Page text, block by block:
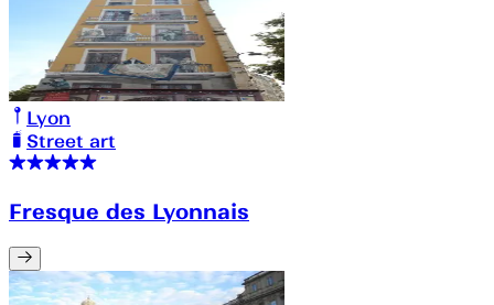
Lyon
Street art
Fresque des Lyonnais